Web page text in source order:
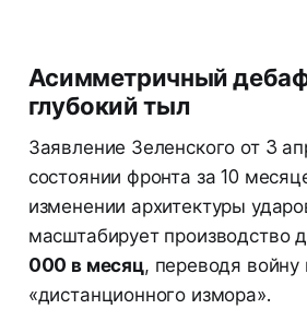
Асимметричный
глубокий тыл
Заявление Зеленского от 3
состоянии фронта за 10
изменении архитектуры
масштабирует производство
000 в месяц, переводя
«дистанционного измора».